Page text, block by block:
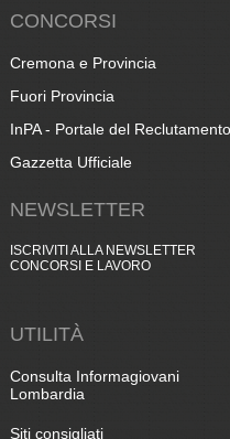
CONCORSI
Cremona e Provincia
Fuori Provincia
InPA - Portale del Reclutamento
Gazzetta Ufficiale
NEWSLETTER
ISCRIVITI ALLA NEWSLETTER
CONCORSI E LAVORO
UTILITÀ
Consulta Informagiovani
Lombardia
Siti consigliati